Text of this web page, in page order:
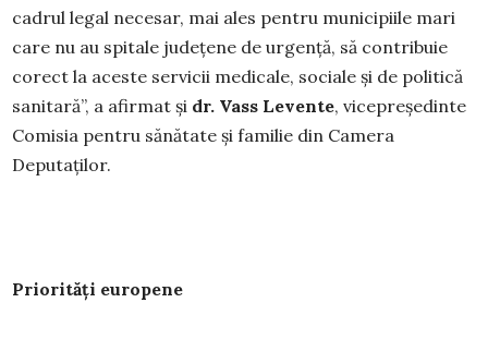
cadrul legal necesar, mai ales pentru municipiile mari
care nu au spitale județene de urgență, să contribuie
corect la aceste servicii medicale, sociale și de politică
sanitară”, a afirmat și dr. Vass Levente, vicepreședinte
Comisia pentru sănătate și familie din Camera
Deputaților.
Priorități europene